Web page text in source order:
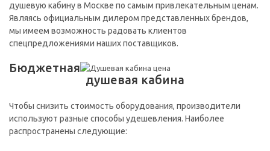
душевую кабину в Москве по самым привлекательным ценам.
Являясь официальным дилером представленных брендов,
мы имеем возможность радовать клиентов
спецпредложениями наших поставщиков.
Бюджетная
душевая кабина
Чтобы снизить стоимость оборудования, производители
используют разные способы удешевления. Наиболее
распространены следующие: